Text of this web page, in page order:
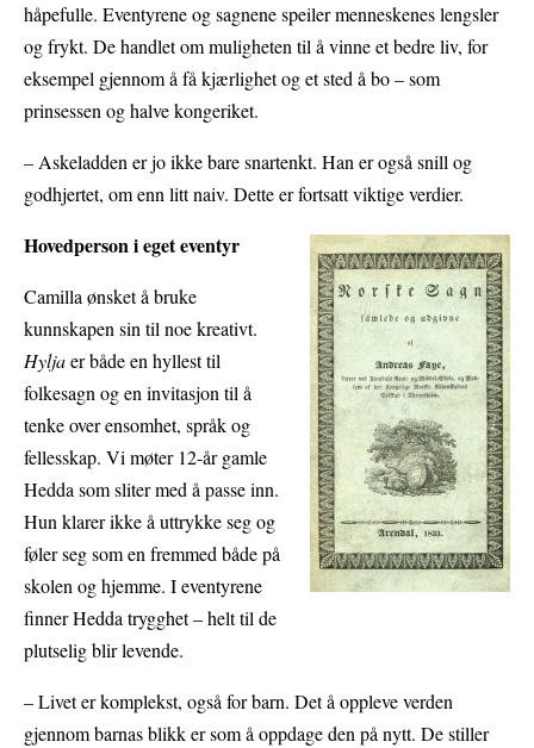
håpefulle. Eventyrene og sagnene speiler menneskenes lengsler
og frykt. De handlet om muligheten til å vinne et bedre liv, for
eksempel gjennom å få kjærlighet og et sted å bo – som
prinsessen og halve kongeriket.
– Askeladden er jo ikke bare snartenkt. Han er også snill og
godhjertet, om enn litt naiv. Dette er fortsatt viktige verdier.
Hovedperson i eget eventyr
Camilla ønsket å bruke
kunnskapen sin til noe kreativt.
Hyljaer både en hyllest til
folkesagn og en invitasjon til å
tenke over ensomhet, språk og
fellesskap. Vi møter 12-år gamle
Hedda som sliter med å passe inn.
Hun klarer ikke å uttrykke seg og
føler seg som en fremmed både på
skolen og hjemme. I eventyrene
finner Hedda trygghet – helt til de
plutselig blir levende.
– Livet er komplekst, også for barn. Det å oppleve verden
gjennom barnas blikk er som å oppdage den på nytt. De stiller